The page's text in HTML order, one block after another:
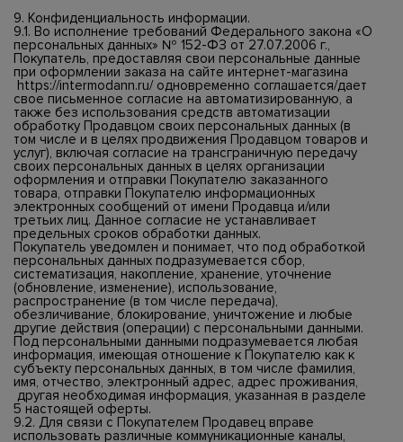
9. Конфиденциальность информации.
9.1. Во исполнение требований Федерального закона «О
персональных данных» № 152-ФЗ от 27.07.2006 г.,
Покупатель, предоставляя свои персональные данные
при оформлении заказа на сайте интернет-магазина
https://intermodann.ru/одновременно соглашается/дает
свое письменное согласие на автоматизированную, а
также без использования средств автоматизации
обработку Продавцом своих персональных данных (в
том числе и в целях продвижения Продавцом товаров и
услуг), включая согласие на трансграничную передачу
своих персональных данных в целях организации
оформления и отправки Покупателю заказанного
товара, отправки Покупателю информационных
электронных сообщений от имени Продавца и/или
третьих лиц. Данное согласие не устанавливает
предельных сроков обработки данных.
Покупатель уведомлен и понимает, что под обработкой
персональных данных подразумевается сбор,
систематизация, накопление, хранение, уточнение
(обновление, изменение), использование,
распространение (в том числе передача),
обезличивание, блокирование, уничтожение и любые
другие действия (операции) с персональными данными.
Под персональными данными подразумевается любая
информация, имеющая отношение к Покупателю как к
субъекту персональных данных, в том числе фамилия,
имя, отчество, электронный адрес, адрес проживания,
другая необходимая информация, указанная в разделе
5 настоящей оферты.
9.2. Для связи с Покупателем Продавец вправе
использовать различные коммуникационные каналы,